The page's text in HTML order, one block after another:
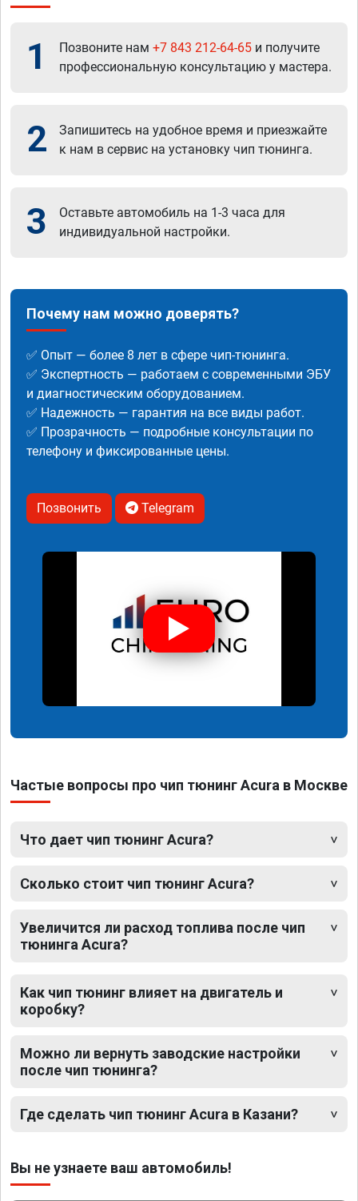
1 Позвоните нам +7 843 212-64-65 и получите
профессиональную консультацию у мастера.
2
Запишитесь на удобное время и приезжайте
к нам в сервис на установку чип тюнинга.
3
Оставьте автомобиль на 1-3 часа для
индивидуальной настройки.
Почему нам можно доверять?
✅ Опыт — более 8 лет в сфере чип-тюнинга.
✅ Экспертность — работаем с современными ЭБУ
и диагностическим оборудованием.
✅ Надежность — гарантия на все виды работ.
✅ Прозрачность — подробные консультации по
телефону и фиксированные цены.
Позвонить Telegram
Частые вопросы про чип тюнинг Acura в Москве
Что дает чип тюнинг Acura?
Сколько стоит чип тюнинг Acura?
Увеличится ли расход топлива после чип
тюнинга Acura?
Как чип тюнинг влияет на двигатель и
коробку?
Можно ли вернуть заводские настройки
после чип тюнинга?
Где сделать чип тюнинг Acura в Казани?
Вы не узнаете ваш автомобиль!